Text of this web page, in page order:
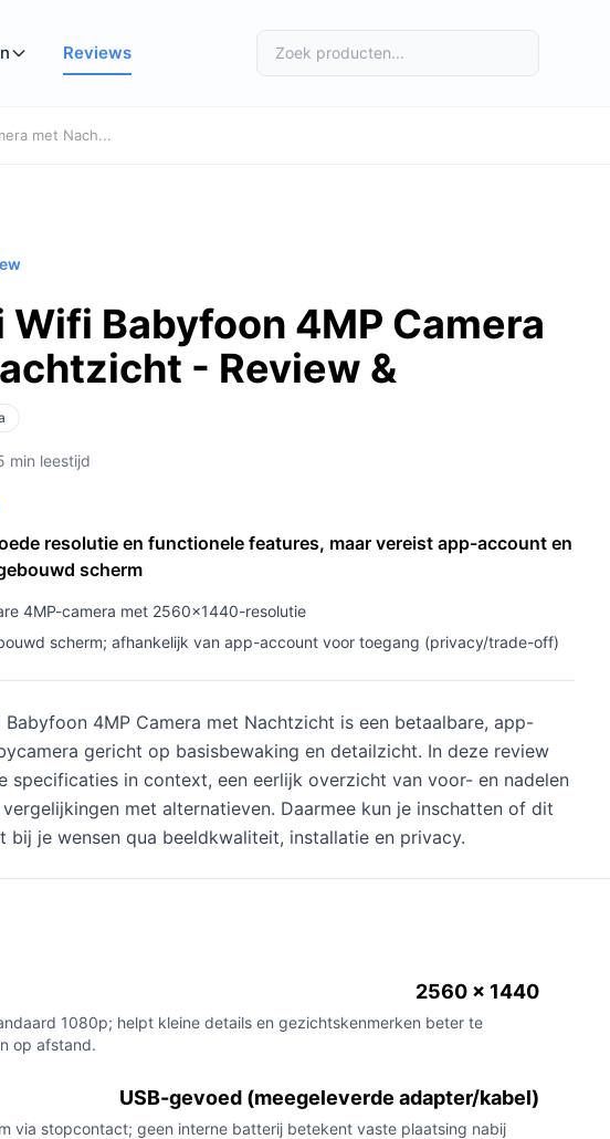
Reviews
met Nach...
Babyfoon 4MP Camera
- Review &
min leestijd
resolutie en functionele features, maar vereist app-account en
scherm
4MP-camera met 2560×1440-resolutie
scherm; afhankelijk van app-account voor toegang (privacy/trade-off)
Babyfoon 4MP Camera met Nachtzicht is een betaalbare, app-
gericht op basisbewaking en detailzicht. In deze review
specificaties in context, een eerlijk overzicht van voor- en nadelen
met alternatieven. Daarmee kun je inschatten of dit
bij je wensen qua beeldkwaliteit, installatie en privacy.
2560 x 1440
1080p; helpt kleine details en gezichtskenmerken beter te
op afstand.
USB-gevoed (meegeleverde adapter/kabel)
via stopcontact; geen interne batterij betekent vaste plaatsing nabij